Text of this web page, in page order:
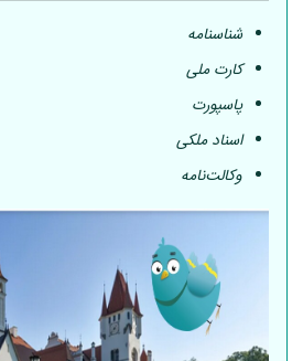
شناسنامه
کارت ملی
پاسپورت
اسناد ملکی
وکالت‌نامه